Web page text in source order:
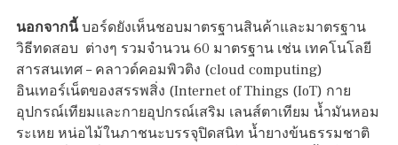
นอกจากนี้บอร์ดยังเห็นชอบมาตรฐานสินค้าและมาตรฐาน
วิธีทดสอบ ต่างๆ รวมจำนวน 60 มาตรฐาน เช่น เทคโนโลยี
สารสนเทศ – คลาวด์คอมพิวติง (cloud computing)
อินเทอร์เน็ตของสรรพสิ่ง (Internet of Things (IoT) กาย
อุปกรณ์เทียมและกายอุปกรณ์เสริม เลนส์ตาเทียม น้ำมันหอม
ระเหย หน่อไม้ในภาชนะบรรจุปิดสนิท น้ำยางข้นธรรมชาติ